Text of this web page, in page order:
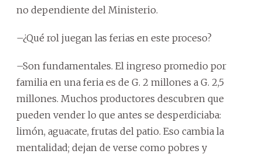
no dependiente del Ministerio.
–¿Qué rol juegan las ferias en este proceso?
–Son fundamentales. El ingreso promedio por
familia en una feria es de G. 2 millones a G. 2,5
millones. Muchos productores descubren que
pueden vender lo que antes se desperdiciaba:
limón, aguacate, frutas del patio. Eso cambia la
mentalidad; dejan de verse como pobres y